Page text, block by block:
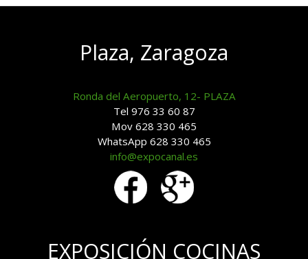
Plaza, Zaragoza
Ronda del Aeropuerto, 12- PLAZA
Tel 976 33 60 87
Mov 628 330 465
WhatsApp 628 330 465
info@expocanal.es
EXPOSICIÓN COCINAS